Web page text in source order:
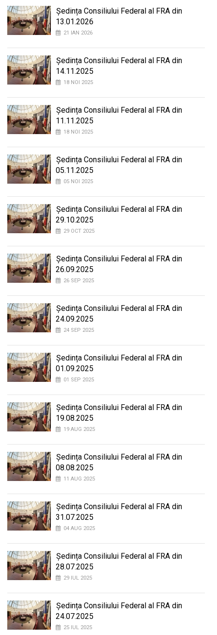
Ședința Consiliului Federal al FRA din
13.01.2026
21 IAN 2026
Ședința Consiliului Federal al FRA din
14.11.2025
18 NOI 2025
Ședința Consiliului Federal al FRA din
11.11.2025
18 NOI 2025
Ședința Consiliului Federal al FRA din
05.11.2025
05 NOI 2025
Ședința Consiliului Federal al FRA din
29.10.2025
29 OCT 2025
Ședința Consiliului Federal al FRA din
26.09.2025
26 SEP 2025
Ședința Consiliului Federal al FRA din
24.09.2025
24 SEP 2025
Ședința Consiliului Federal al FRA din
01.09.2025
01 SEP 2025
Ședința Consiliului Federal al FRA din
19.08.2025
19 AUG 2025
Ședința Consiliului Federal al FRA din
08.08.2025
11 AUG 2025
Ședința Consiliului Federal al FRA din
31.07.2025
04 AUG 2025
Ședința Consiliului Federal al FRA din
28.07.2025
29 IUL 2025
Ședința Consiliului Federal al FRA din
24.07.2025
25 IUL 2025